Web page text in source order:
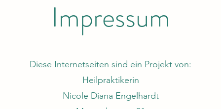
Impressum
Diese Internetseiten sind ein Projekt von:
Heilpraktikerin
Nicole Diana Engelhardt